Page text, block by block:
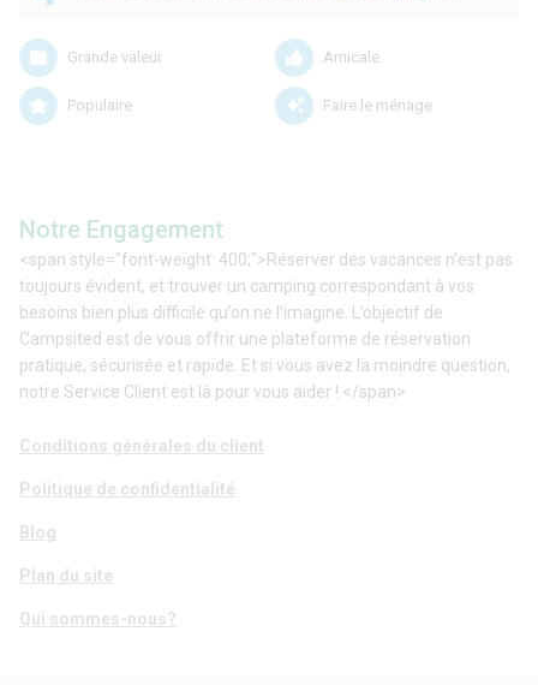
Grande valeur Amicale
Populaire Faire le ménage
Notre Engagement
<span style="font-weight: 400;">Réserver des vacances n’est pas
toujours évident, et trouver un camping correspondant à vos
besoins bien plus difficile qu’on ne l’imagine. L’objectif de
Campsited est de vous offrir une plateforme de réservation
pratique, sécurisée et rapide. Et si vous avez la moindre question,
notre Service Client est là pour vous aider ! </span>
Conditions générales du client
Politique de confidentialité
Blog
Plan du site
Qui sommes-nous?